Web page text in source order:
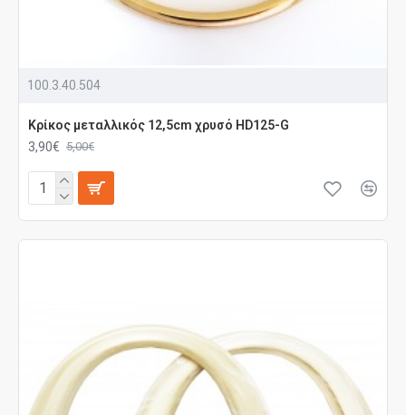
100.3.40.504
Κρίκος μεταλλικός 12,5cm χρυσό HD125-G
3,90€ 5,00€